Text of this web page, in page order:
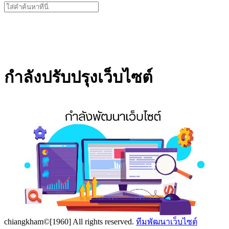
Search
for:
กำลังปรับปรุงเว็บไซต์
chiangkham©[1960] All rights reserved. ทีมพัฒนาเว็บไซต์